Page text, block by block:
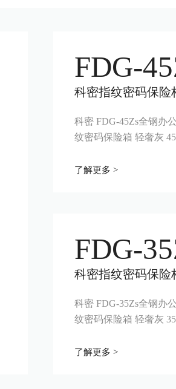
FDG-
科密指纹密码保险
科密 FDG-45Zs全钢办
纹密码保险箱 轻奢灰
了解更多 >
FDG-
科密指纹密码保险
科密 FDG-35Zs全钢办
纹密码保险箱 轻奢灰
了解更多 >